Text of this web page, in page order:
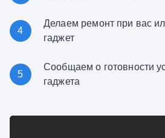
4
Делаем ремонт при вас
гаджет
5
Сообщаем о готовности
гаджета